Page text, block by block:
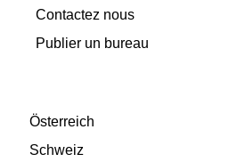
Contactez nous
Publier un bureau
Österreich
Schweiz